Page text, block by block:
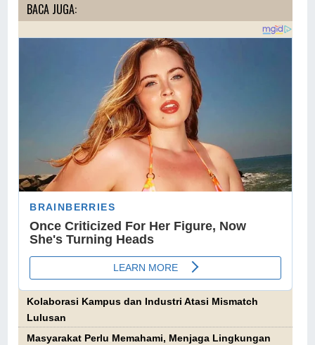
BACA JUGA:
Kolaborasi Kampus dan Industri Atasi Mismatch
Lulusan
Masyarakat Perlu Memahami, Menjaga Lingkungan